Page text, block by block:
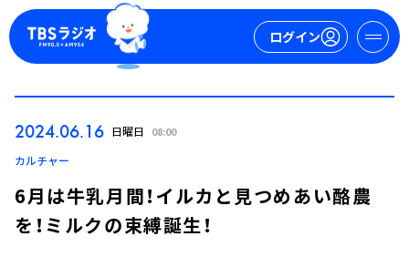
ログイン
2024.06.16 日曜日 08:00
カルチャー
6月は牛乳月間！イルカと見つめあい酪農
を！ミルクの束縛誕生！